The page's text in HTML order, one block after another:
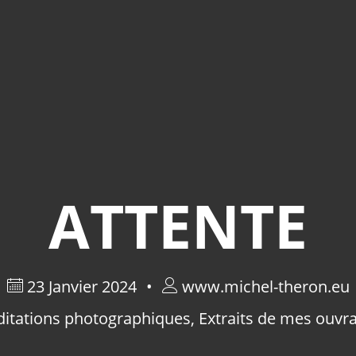
ATTENTE
23 Janvier 2024
www.michel-theron.eu
photographiques, Extraits de mes